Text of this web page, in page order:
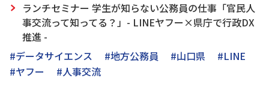
ランチセミナー 学生が知らない公務員の仕事「官民人
事交流って知ってる？」- LINEヤフー×県庁で行政DX
推進 -
#データサイエンス
#地方公務員 #山口県
#LINE
#ヤフー
#人事交流